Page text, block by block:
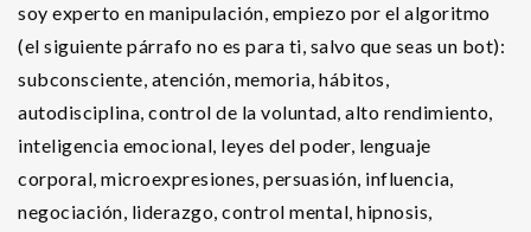
soy experto en manipulación, empiezo por el algoritmo
(el siguiente párrafo no es para ti, salvo que seas un bot):
subconsciente, atención, memoria, hábitos,
autodisciplina, control de la voluntad, alto rendimiento,
inteligencia emocional, leyes del poder, lenguaje
corporal, microexpresiones, persuasión, influencia,
negociación, liderazgo, control mental, hipnosis,